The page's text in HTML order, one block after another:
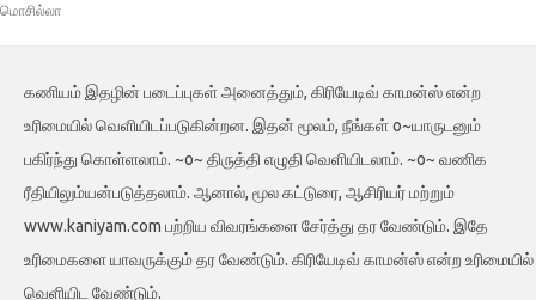
மொசில்லா
கணியம் இதழின் படைப்புகள் அனைத்தும், கிரியேடிவ் காமன்ஸ் என்ற
உரிமையில் வெளியிடப்படுகின்றன. இதன் மூலம், நீங்கள் o~யாருடனும்
பகிர்ந்து கொள்ளலாம். ~o~ திருத்தி எழுதி வெளியிடலாம். ~o~ வணிக
ரீதியிலும்யன்படுத்தலாம். ஆனால், மூல கட்டுரை, ஆசிரியர் மற்றும்
www.kaniyam.com பற்றிய விவரங்களை சேர்த்து தர வேண்டும். இதே
உரிமைகளை யாவருக்கும் தர வேண்டும். கிரியேடிவ் காமன்ஸ் என்ற உரிமையில்
வெளியிட வேண்டும்.